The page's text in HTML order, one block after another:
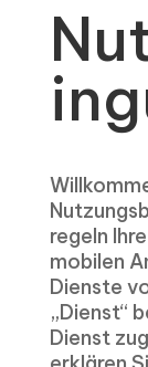
regeln
mobilen
Dienste
„Dienst“
Dienst